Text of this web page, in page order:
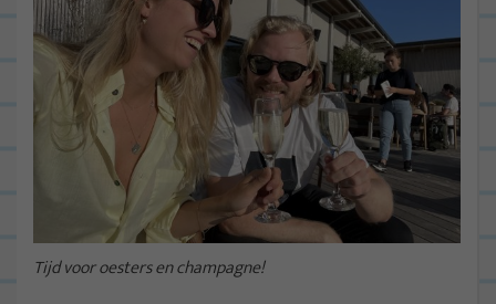
Tijd voor oesters en champagne!